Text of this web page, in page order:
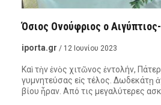
Όσιος Ονούφριος ο Αιγύπτιος-
iporta.gr / 12 Ιουνίου 2023
Καὶ τὴν ἑνὸς χιτῶνος ἐντολήν,
γυμνητεύσας εἰς τέλος. Δωδεκάτῃ
βίου ἦραν. Από τις μεγαλύτερες